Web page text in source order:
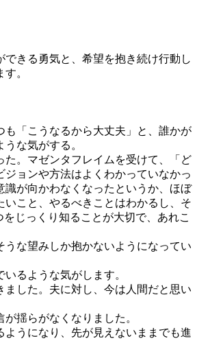
きる勇気と、希望を抱き続け行動し
。
も「こうなるから大丈夫」と、誰かが
な気がする。
た。マゼンタフレイムを受けて、「ど
ョンや方法はよくわかっていなかっ
が向かわなくなったというか、ほぼ
こと、やるべきことはわかるし、そ
じっくり知ることが大切で、あれこ
な望みしか抱かないようになってい
るような気がします。
した。夫に対し、今は人間だと思い
揺らがなくなりました。
うになり、先が見えないままでも進